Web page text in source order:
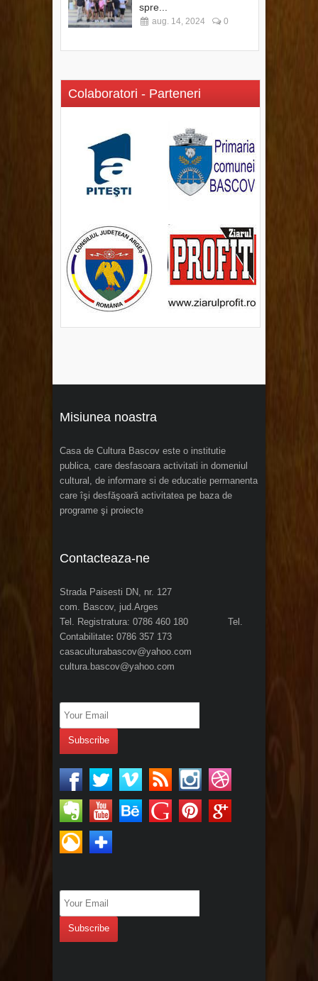
spre...
aug. 14, 2024 0
Colaboratori - Parteneri
Misiunea noastra
Casa de Cultura Bascov este o institutie
publica, care desfasoara activitati in domeniul
cultural, de informare si de educatie permanenta
care îşi desfăşoară activitatea pe baza de
programe şi proiecte
Contacteaza-ne
Strada Paisesti DN, nr. 127
com. Bascov, jud.Arges
Tel. Registratura: 0786 460 180 Tel.
Contabilitate: 0786 357 173
casaculturabascov@yahoo.com
cultura.bascov@yahoo.com